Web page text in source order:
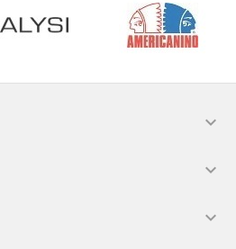


